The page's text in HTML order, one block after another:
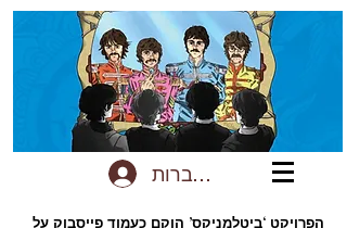
להתחברות
הפרויקט ‘ביטלמניקס’ הוקם כעמוד פייסבוק על